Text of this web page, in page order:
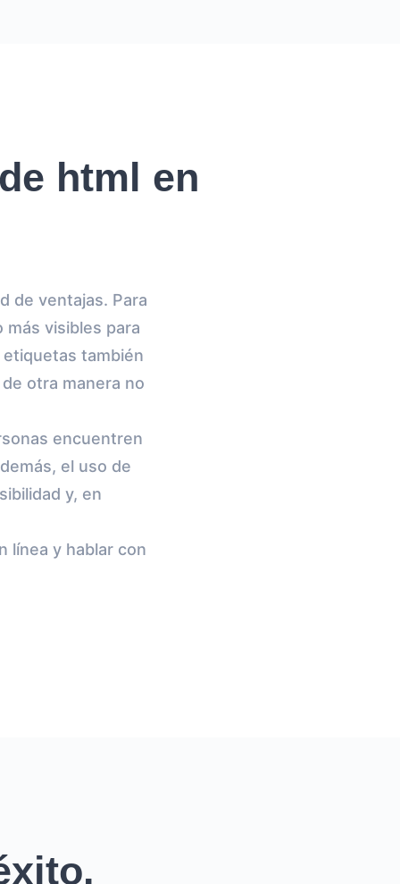
html en
de ventajas. Para
más visibles para
también
otra manera no
encuentren
el uso de
y, en
línea y hablar con